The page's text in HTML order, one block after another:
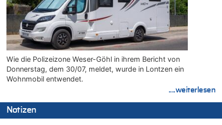
Wie die Polizeizone Weser-Göhl in ihrem Bericht von
Donnerstag, dem 30/07, meldet, wurde in Lontzen ein
Wohnmobil entwendet.
....weiterlesen
Notizen